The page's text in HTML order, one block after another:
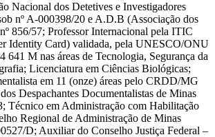
Nacional dos Detetives e Investigadores
nº A-000398/20 e A.D.B (Associação dos
856/57; Professor Internacional pela ITIC
Identity Card) validada, pela UNESCO/ONU
641 M nas áreas de Tecnologia, Segurança da
Licenciatura em Ciências Biológicas;
em 11 (onze) áreas pelo CRDD/MG
Despachantes Documentalistas de Minas
Técnico em Administração com Habilitação
Regional de Administração de Minas
D; Auxiliar do Conselho Justiça Federal –